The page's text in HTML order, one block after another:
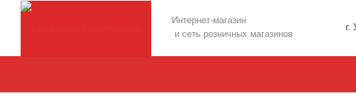
Интернет-магазин
и сеть розничных магазинов